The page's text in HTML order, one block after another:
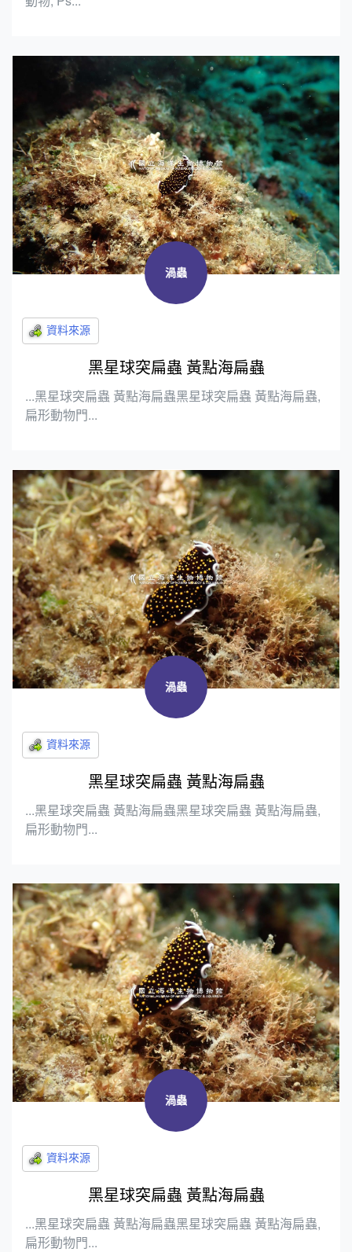
渦蟲
黑星球突扁蟲 黃點海扁蟲
...黑星球突扁蟲 黃點海扁蟲黑星球突扁蟲 黃點海扁蟲,
扁形動物門...
渦蟲
黑星球突扁蟲 黃點海扁蟲
...黑星球突扁蟲 黃點海扁蟲黑星球突扁蟲 黃點海扁蟲,
扁形動物門...
渦蟲
黑星球突扁蟲 黃點海扁蟲
...黑星球突扁蟲 黃點海扁蟲黑星球突扁蟲 黃點海扁蟲,
扁形動物門...